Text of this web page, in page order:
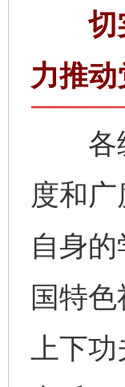
切实
力推
各级
度和
自身
国特
上下